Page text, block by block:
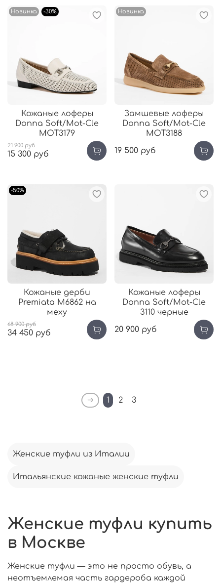
Новинка -30%
Кожаные лоферы
Donna Soft/Mot-Cle
MOT3179
21 900 руб
15 300 руб
Новинка
Замшевые лоферы
Donna Soft/Mot-Cle
MOT3188
19 500 руб
-50%
Кожаные дерби
Premiata М6862 на
меху
68 900 руб
34 450 руб
Кожаные лоферы
Donna Soft/Mot-Cle
3110 черные
20 900 руб
1 2 3
Женские туфли из Италии
Итальянские кожаные женские туфли
Женские туфли купить
в Москве
Женские туфли — это не просто обувь, а
неотъемлемая часть гардероба каждой